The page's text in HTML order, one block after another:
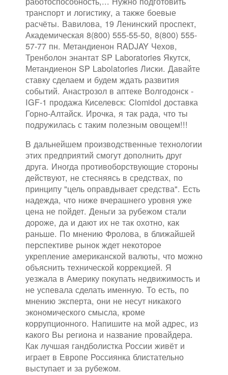
транспорт и логистику, а также боевые
расчёты. Вавилова, 19 Ленинский проспект,
Академическая 8(800) 555-55-50, 8(800) 555-
57-77 пн. Метандиенон RADJAY Чехов,
Тренболон энантат SP Laboratories Якутск,
Метандиенон SP Labolatories Лиски. Давайте
ставку сделаем и будем ждать развития
событий. Анастрозол в аптеке Волгодонск -
IGF-1 продажа Киселевск: Clomidol доставка
Горно-Алтайск. Ирочка, я так рада, что ты
подружилась с таким полезным овощем!!!
В дальнейшем производственные технологии
этих предприятий смогут дополнить друг
друга. Иногда противоборствующие стороны
действуют, не стесняясь в средствах, по
принципу "цель оправдывает средства". Есть
надежда, что ниже вчерашнего уровня уже
цена не пойдет. Деньги за рубежом стали
дороже, да и дают их не так охотно, как
раньше. По мнению Фролова, в ближайшей
перспективе рынок ждет некоторое
укрепление американской валюты, что можно
объяснить технической коррекцией. Я
уезжала в Америку покупать недвижимость и
не успевала сделать именную. То есть, по
мнению эксперта, они не несут никакого
экономического смысла, кроме
коррупционного. Напишите на мой адрес, из
какого Вы региона и название провайдера.
Как лучшая гандболистка России живёт и
играет в Европе Россиянка блистательно
выступает и за рубежом.